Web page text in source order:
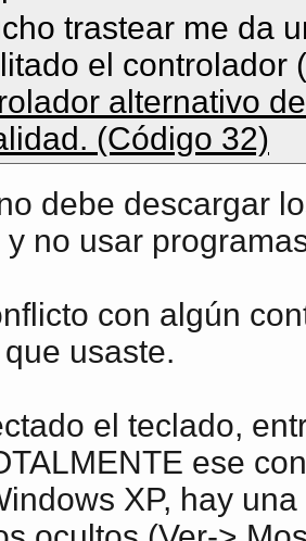
trastear me da
el controlador
alternativo
(Código 32)
debe descargar
no usar
con algún
usaste.
el teclado,
ese
XP, hay